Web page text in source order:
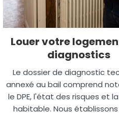
Louer votre
diagnostics
Le dossier de diagnostic
annexé au bail comprend
le DPE, l'état des risques et
habitable. Nous